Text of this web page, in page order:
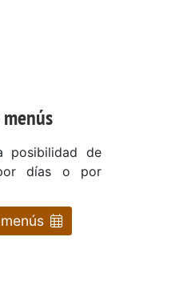
posibilidad de
días o por